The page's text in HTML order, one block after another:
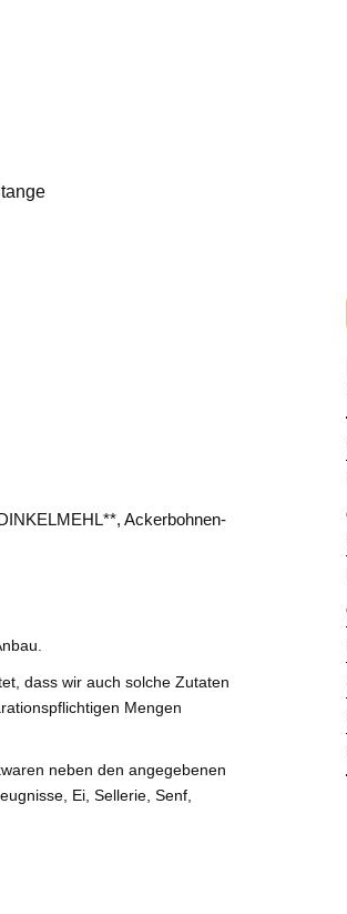
Ackerbohnen-
dass wir auch solche Zutaten
Mengen
neben den angegebenen
Ei, Sellerie, Senf,